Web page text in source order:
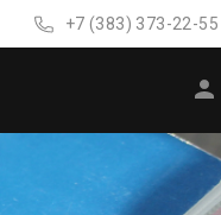
+7 (383) 373-22-55